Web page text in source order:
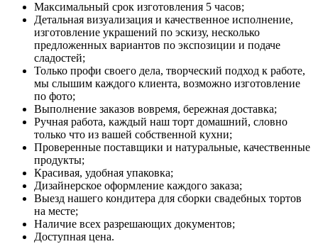
Максимальный срок изготовления 5 часов;
Детальная визуализация и качественное исполнение,
изготовление украшений по эскизу, несколько
предложенных вариантов по экспозиции и подаче
сладостей;
Только профи своего дела, творческий подход к работе,
мы слышим каждого клиента, возможно изготовление
по фото;
Выполнение заказов вовремя, бережная доставка;
Ручная работа, каждый наш торт домашний, словно
только что из вашей собственной кухни;
Проверенные поставщики и натуральные, качественные
продукты;
Красивая, удобная упаковка;
Дизайнерское оформление каждого заказа;
Выезд нашего кондитера для сборки свадебных тортов
на месте;
Наличие всех разрешающих документов;
Доступная цена.